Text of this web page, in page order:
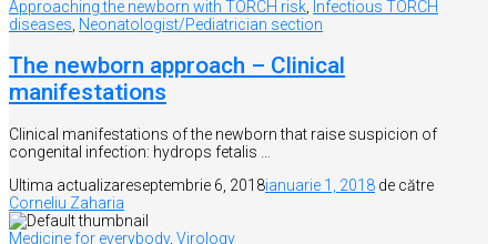
Approaching the newborn with TORCH risk
Infectious TORCH
diseases Neonatologist/Pediatrician section
The newborn approach – Clinical
manifestations
Clinical manifestations of the newborn that raise suspicion of
congenital infection: hydrops fetalis …
Ultima actualizareseptembrie 6, 2018ianuarie 1, 2018 de către
Corneliu Zaharia
Medicine for everybody, Virology